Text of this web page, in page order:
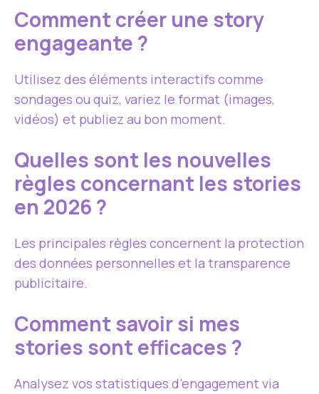
Comment créer une story
engageante ?
Utilisez des éléments interactifs comme
sondages ou quiz, variez le format (images,
vidéos) et publiez au bon moment.
Quelles sont les nouvelles
règles concernant les stories
en 2026 ?
Les principales règles concernent la protection
des données personnelles et la transparence
publicitaire.
Comment savoir si mes
stories sont efficaces ?
Analysez vos statistiques d’engagement via